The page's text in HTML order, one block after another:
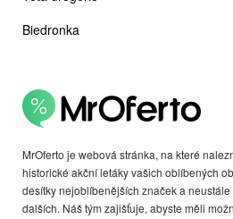
MrOferto je webová stránka, na které
historické akční letáky vašich oblíbených
desítky nejoblíbenějších značek a
dalších. Náš tým zajišťuje, abyste měli
Biedronka